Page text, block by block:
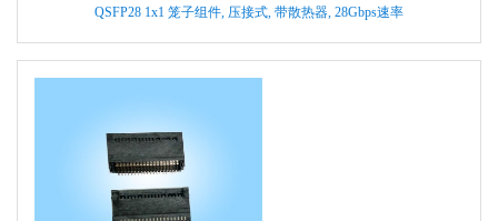
QSFP28 1x1 笼子组件, 压接式, 带散热器, 28Gbps速率